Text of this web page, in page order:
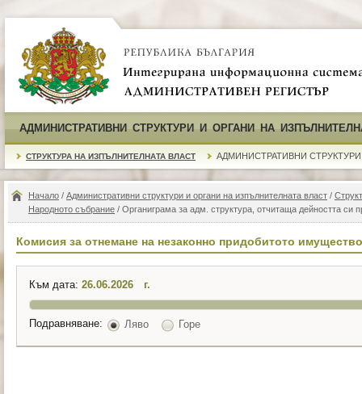
АДМИНИСТРАТИВНИ СТРУКТУРИ И ОРГАНИ НА
СТРУКТУРА НА ИЗПЪЛНИТЕЛНАТА ВЛАСТ АДМИНИСТРАТИВНИ СТРУКТУРИ
Начало / Административни структури и органи на изпълнителната власт /
Народното събрание / Органиграма за адм. структура, отчитаща дейността си
Комисия за отнемане на незаконно придобитото имущество
Към дата: г.
Подравняване: Ляво Горе